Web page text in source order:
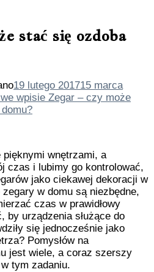
stać się ozdoba
19 lutego 201715 marca
we wpisie Zegar – czy może
wnętrzami, a
czas i lubimy go kontrolować,
jako ciekawej dekoracji w
w domu są niezbędne,
czas w prawidłowy
by urządzenia służące do
się jednocześnie jako
Pomysłów na
jest wiele, a coraz szerszy
tym zadaniu.